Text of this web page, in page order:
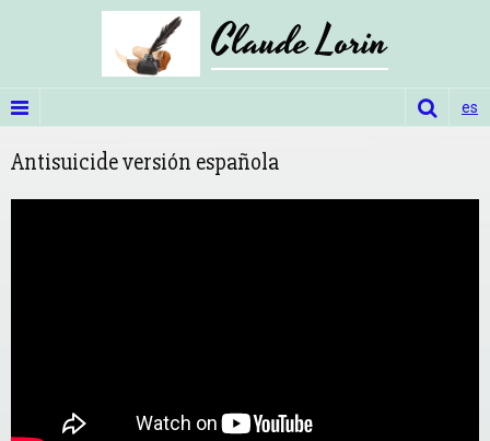
Claude Lorin
es
Antisuicide versión española